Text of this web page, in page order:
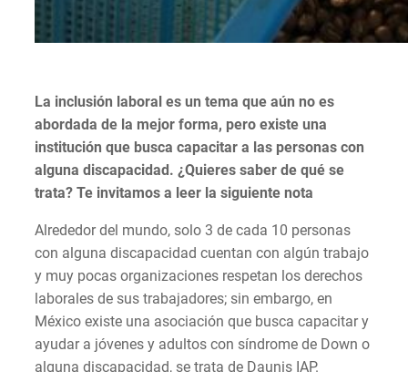
La inclusión laboral es un tema que aún no es
abordada de la mejor forma, pero existe una
institución que busca capacitar a las personas con
alguna discapacidad. ¿Quieres saber de qué se
trata? Te invitamos a leer la siguiente nota
Alrededor del mundo, solo 3 de cada 10 personas
con alguna discapacidad cuentan con algún trabajo
y muy pocas organizaciones respetan los derechos
laborales de sus trabajadores; sin embargo, en
México existe una asociación que busca capacitar y
ayudar a jóvenes y adultos con síndrome de Down o
alguna discapacidad, se trata de Daunis IAP.